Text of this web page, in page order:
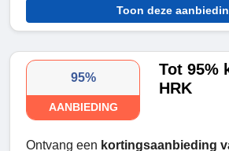
Toon deze
95%
AANBIEDING
Tot 95%
HRK
Ontvang een kortingsaanbieding